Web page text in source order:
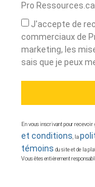
Pro Ressources.ca.
J'accepte de
commerciaux de
marketing, les
sais que je peux
En vous inscrivant pour
et conditions , la
témoins du site et de la
Vous êtes entièrement